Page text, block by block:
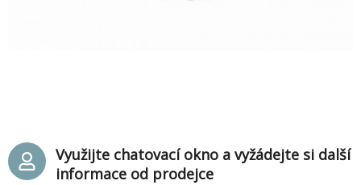
Využijte chatovací okno a vyžádejte si další
informace od prodejce